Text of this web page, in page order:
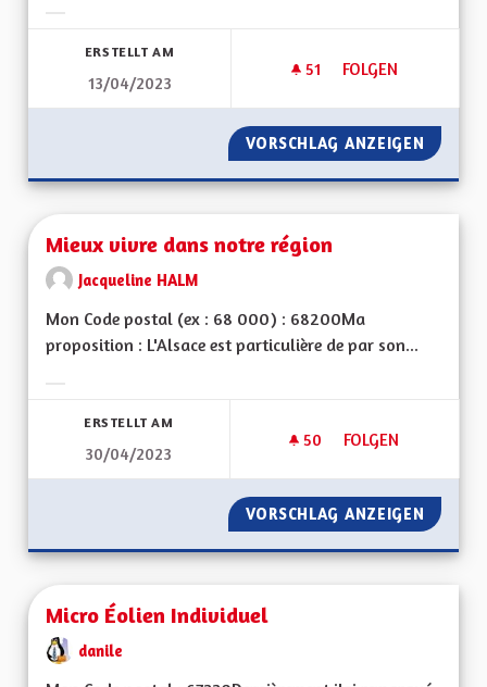
ERSTELLT AM
13/04/2023
51 51 FOLLOWER
FOLGEN
MIEUX VIVRE EN
VORSCHLAG ANZEIGEN MIEUX
Mieux vivre dans notre région
Jacqueline HALM
Mon Code postal (ex : 68 000) : 68200Ma
proposition : L'Alsace est particulière de par son...
ERSTELLT AM
30/04/2023
50 50 FOLLOWER
FOLGEN
MIEUX VIVRE
VORSCHLAG ANZEIGEN MIEUX
Micro Éolien Individuel
danile